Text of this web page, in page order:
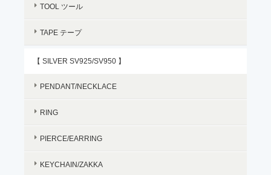
TOOL ツール
TAPE テープ
【 SILVER SV925/SV950 】
PENDANT/NECKLACE
RING
PIERCE/EARRING
KEYCHAIN/ZAKKA